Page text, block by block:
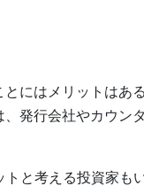
にはメリットはあ
発行会社やカウン
と考える投資家も